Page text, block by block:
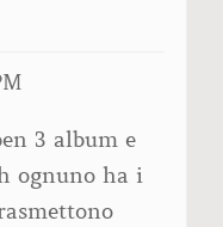
3 album e
ognuno ha i